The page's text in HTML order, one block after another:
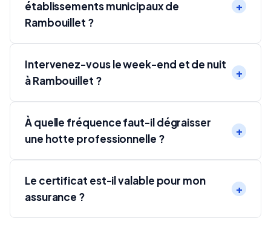
établissements municipaux de
Rambouillet ?
Intervenez-vous le week-end et de nuit
à Rambouillet ?
À quelle fréquence faut-il dégraisser
une hotte professionnelle ?
Le certificat est-il valable pour mon
assurance ?